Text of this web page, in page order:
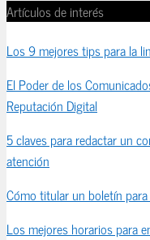
Artículos de interés
Los 9 mejores tips para la
El Poder de los
Reputación Digital
5 claves para redactar un
atención
Cómo titular un boletín
Los mejores horarios para